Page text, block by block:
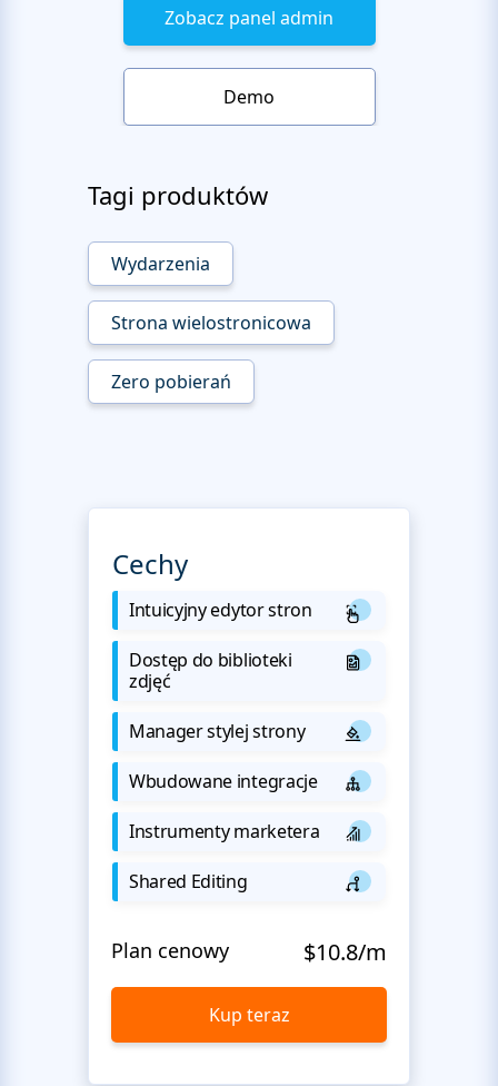
Zobacz panel admin
Demo
Tagi produktów
Wydarzenia
Strona wielostronicowa
Zero pobierań
Cechy
Intuicyjny edytor stron
Dostęp do biblioteki
zdjęć
Manager stylej strony
Wbudowane integracje
Instrumenty marketera
Shared Editing
Plan cenowy $10.8/m
Kup teraz